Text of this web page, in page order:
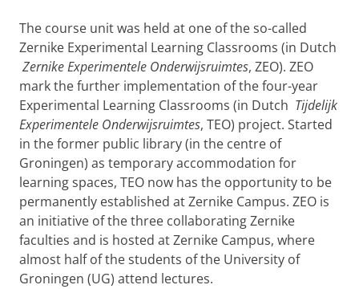
The course unit was held at one of the so-called
Zernike Experimental Learning Classrooms (in Dutch
Zernike Experimentele Onderwijsruimtes, ZEO). ZEO
mark the further implementation of the four-year
Experimental Learning Classrooms (in Dutch Tijdelijk
Experimentele Onderwijsruimtes, TEO) project. Started
in the former public library (in the centre of
Groningen) as temporary accommodation for
learning spaces, TEO now has the opportunity to be
permanently established at Zernike Campus. ZEO is
an initiative of the three collaborating Zernike
faculties and is hosted at Zernike Campus, where
almost half of the students of the University of
Groningen (UG) attend lectures.